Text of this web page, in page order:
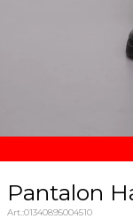
Pantalon
01340895004510